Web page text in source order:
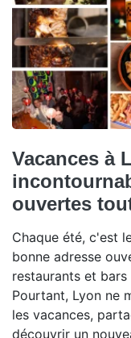
Vacances à
ouvertes
Chaque été, c'est
bonne adresse
restaurants et
Pourtant, Lyon ne
les vacances,
découvrir un